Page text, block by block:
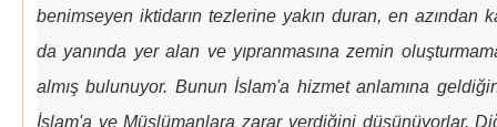
benimseyen iktidarın tezlerine yakın duran, en azından
da yanında yer alan ve yıpranmasına zemin
almış bulunuyor. Bunun İslam'a hizmet anlamına
İslam'a ve Müslümanlara zarar verdiğini düşünüyorlar.